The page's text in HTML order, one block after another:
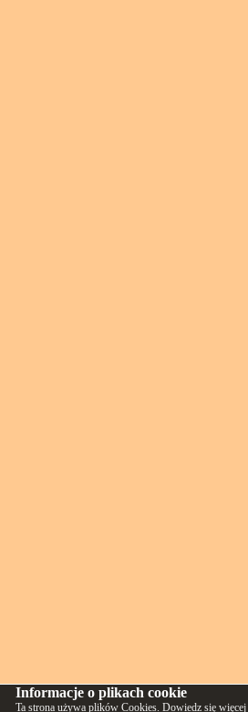
Informacje o plikach cookie
Ta strona używa plików Cookies. Dowiedz się